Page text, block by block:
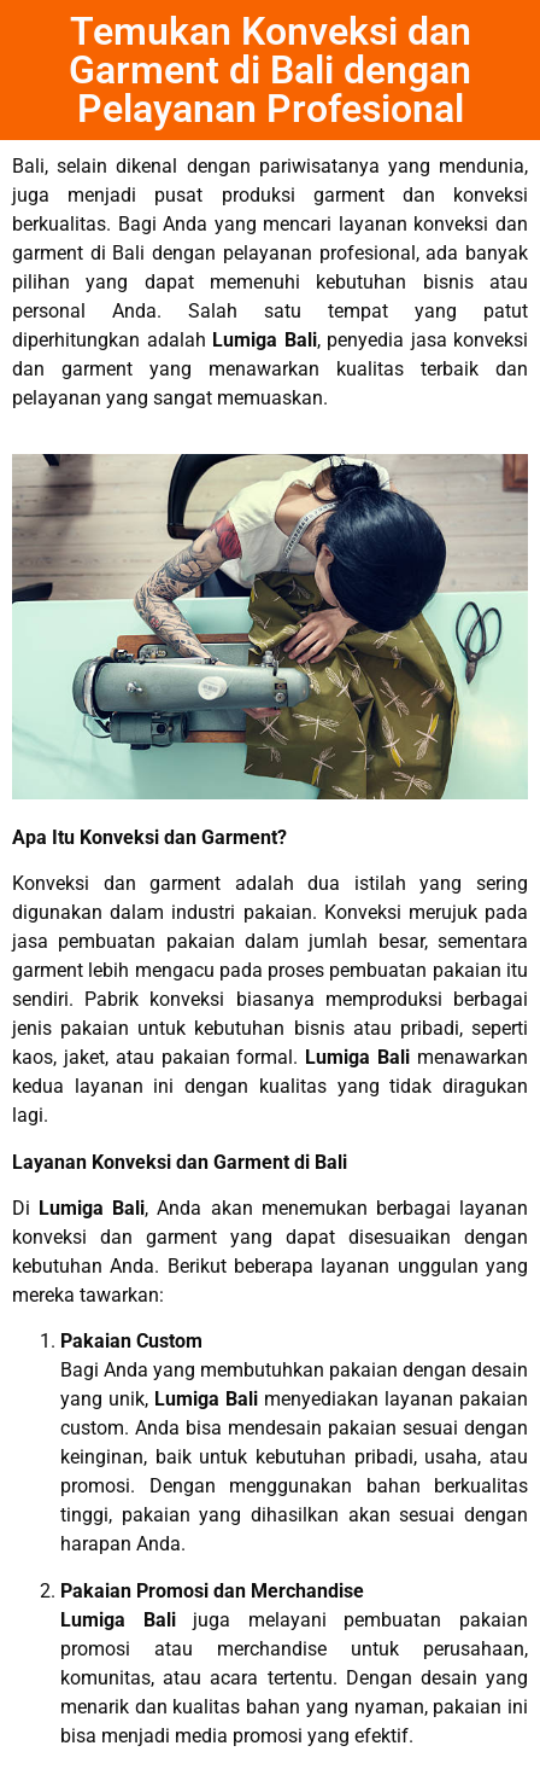
Temukan Konveksi dan
Garment di Bali dengan
Pelayanan Profesional
Bali, selain dikenal dengan pariwisatanya yang mendunia,
juga menjadi pusat produksi garment dan konveksi
berkualitas. Bagi Anda yang mencari layanan konveksi dan
garment di Bali dengan pelayanan profesional, ada banyak
pilihan yang dapat memenuhi kebutuhan bisnis atau
personal Anda. Salah satu tempat yang patut
diperhitungkan adalah Lumiga Bali, penyedia jasa konveksi
dan garment yang menawarkan kualitas terbaik dan
pelayanan yang sangat memuaskan.
Apa Itu Konveksi dan Garment?
Konveksi dan garment adalah dua istilah yang sering
digunakan dalam industri pakaian. Konveksi merujuk pada
jasa pembuatan pakaian dalam jumlah besar, sementara
garment lebih mengacu pada proses pembuatan pakaian itu
sendiri. Pabrik konveksi biasanya memproduksi berbagai
jenis pakaian untuk kebutuhan bisnis atau pribadi, seperti
kaos, jaket, atau pakaian formal. Lumiga Bali menawarkan
kedua layanan ini dengan kualitas yang tidak diragukan
lagi.
Layanan Konveksi dan Garment di Bali
Di Lumiga Bali, Anda akan menemukan berbagai layanan
konveksi dan garment yang dapat disesuaikan dengan
kebutuhan Anda. Berikut beberapa layanan unggulan yang
mereka tawarkan:
Pakaian Custom
Bagi Anda yang membutuhkan pakaian dengan desain
yang unik, Lumiga Bali menyediakan layanan pakaian
custom. Anda bisa mendesain pakaian sesuai dengan
keinginan, baik untuk kebutuhan pribadi, usaha, atau
promosi. Dengan menggunakan bahan berkualitas
tinggi, pakaian yang dihasilkan akan sesuai dengan
harapan Anda.
Pakaian Promosi dan Merchandise
Lumiga Balijuga melayani pembuatan pakaian
promosi atau merchandise untuk perusahaan,
komunitas, atau acara tertentu. Dengan desain yang
menarik dan kualitas bahan yang nyaman, pakaian ini
bisa menjadi media promosi yang efektif.